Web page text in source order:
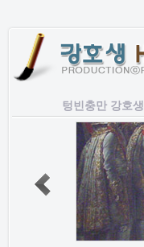
텅빈충만 강호생